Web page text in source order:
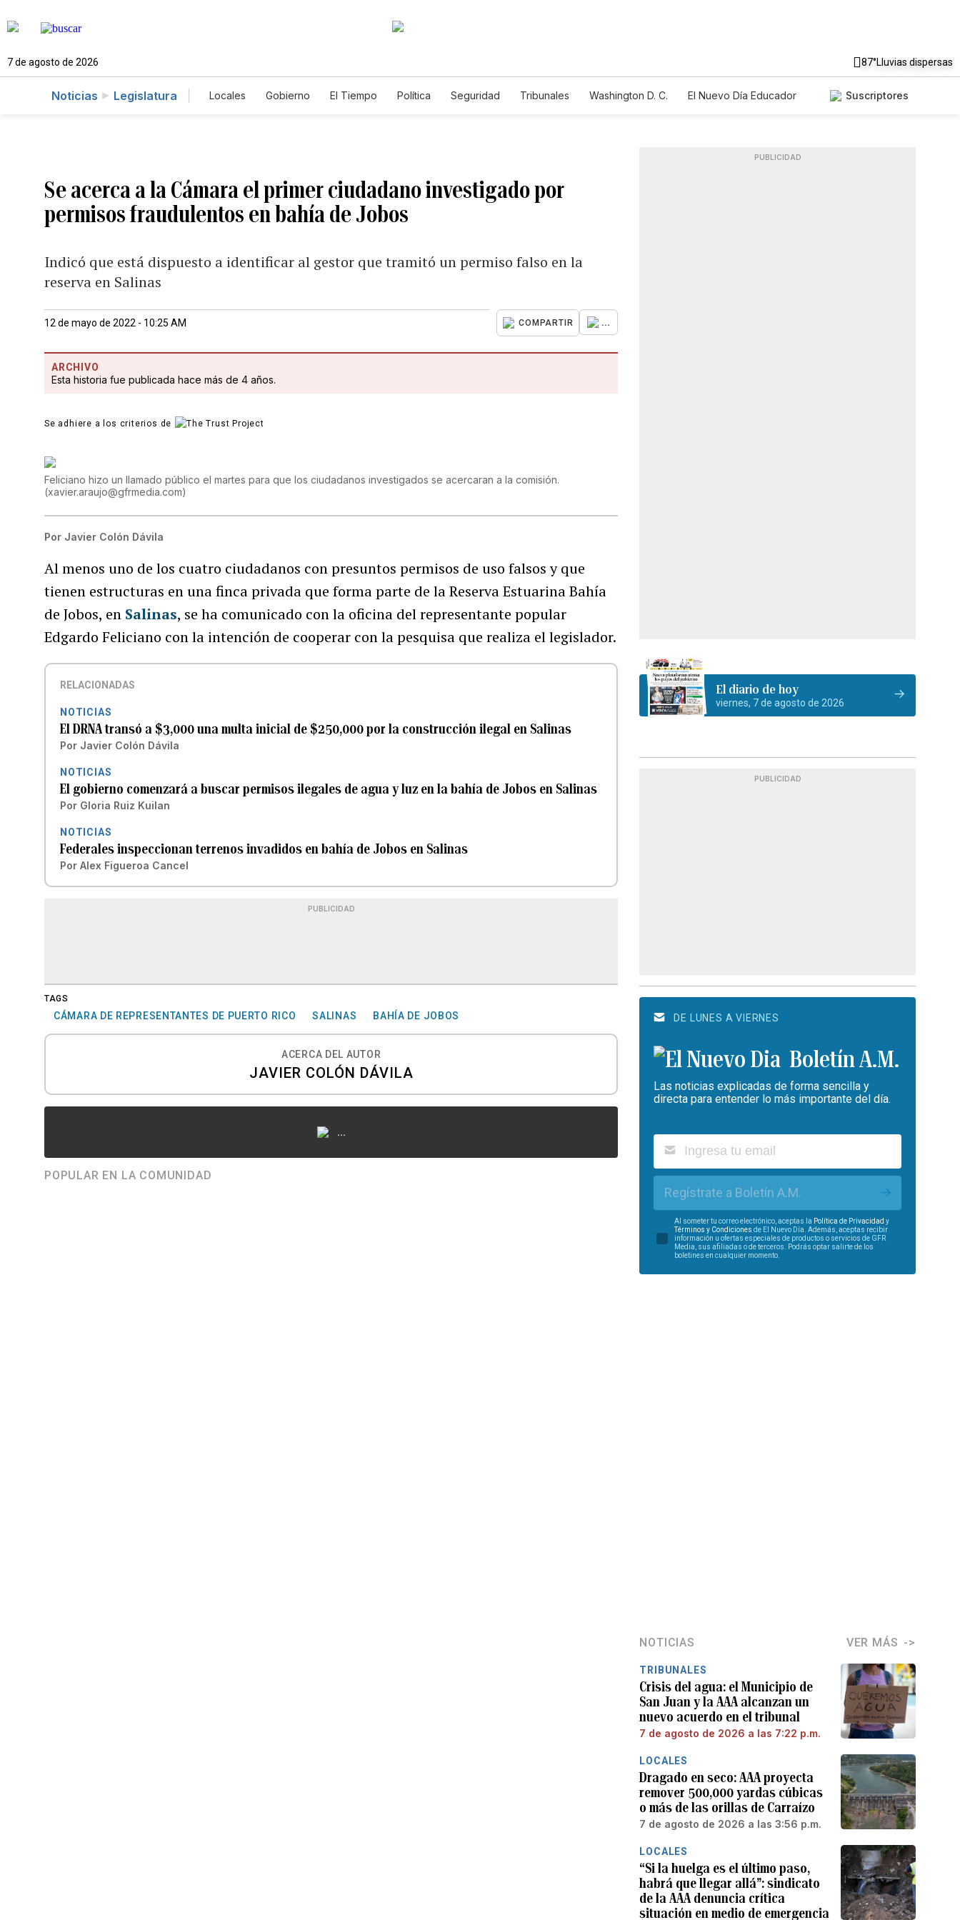
7 de agosto de 2026 87°Lluvias dispersas
Noticias Legislatura Locales Gobierno El Tiempo Política Seguridad Tribunales Washington D. C.
El Nuevo Día Educador
Suscriptores
Se acerca a la Cámara el primer ciudadano investigado por
permisos fraudulentos en bahía de Jobos
Indicó que está dispuesto a identificar al gestor que tramitó un permiso falso en la
reserva en Salinas
12 de mayo de 2022 - 10:25 AM COMPARTIR ...
ARCHIVO
Esta historia fue publicada hace más de 4 años.
Se adhiere a los criterios de
Feliciano hizo un llamado público el martes para que los ciudadanos investigados se acercaran a la comisión.
(xavier.araujo@gfrmedia.com)
Por Javier Colón Dávila
Al menos uno de los cuatro ciudadanos con presuntos permisos de uso falsos y que
tienen estructuras en una finca privada que forma parte de la Reserva Estuarina Bahía
de Jobos, en Salinas, se ha comunicado con la oficina del representante popular
Edgardo Feliciano con la intención de cooperar con la pesquisa que realiza el legislador.
RELACIONADAS
NOTICIAS
El DRNA transó a $3,000 una multa inicial de $250,000 por la construcción ilegal en Salinas
Por Javier Colón Dávila
NOTICIAS
El gobierno comenzará a buscar permisos ilegales de agua y luz en la bahía de Jobos en Salinas
Por Gloria Ruiz Kuilan
NOTICIAS
Federales inspeccionan terrenos invadidos en bahía de Jobos en Salinas
Por Alex Figueroa Cancel
PUBLICIDAD
TAGS
CÁMARA DE REPRESENTANTES DE PUERTO RICO SALINAS BAHÍA DE JOBOS
ACERCA DEL AUTOR
JAVIER COLÓN DÁVILA
...
POPULAR EN LA COMUNIDAD
PUBLICIDAD
El diario de hoy
viernes, 7 de agosto de 2026
PUBLICIDAD
DE LUNES A VIERNES
Boletín A.M.
Las noticias explicadas de forma sencilla y
directa para entender lo más importante del día.
Regístrate a Boletín A.M.
Al someter tu correo electrónico, aceptas la Política de Privacidad y
Términos y Condiciones de El Nuevo Día. Además, aceptas recibir
información u ofertas especiales de productos o servicios de GFR
Media, sus afiliadas o de terceros. Podrás optar salirte de los
boletines en cualquier momento.
NOTICIAS VER MÁS
TRIBUNALES
Crisis del agua: el Municipio de
San Juan y la AAA alcanzan un
nuevo acuerdo en el tribunal
7 de agosto de 2026 a las 7:22 p.m.
LOCALES
Dragado en seco: AAA proyecta
remover 500,000 yardas cúbicas
o más de las orillas de Carraízo
7 de agosto de 2026 a las 3:56 p.m.
LOCALES
“Si la huelga es el último paso,
habrá que llegar allá”: sindicato
de la AAA denuncia crítica
situación en medio de emergencia